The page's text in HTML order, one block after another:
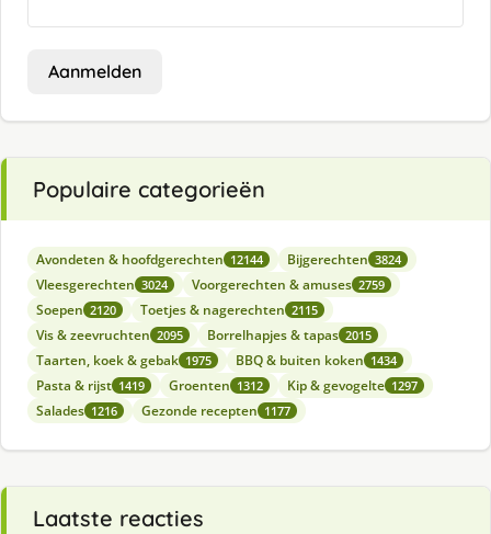
Aanmelden
Populaire categorieën
Avondeten & hoofdgerechten 12144 Bijgerechten 3824
Vleesgerechten 3024 Voorgerechten & amuses 2759
Soepen 2120 Toetjes & nagerechten 2115
Vis & zeevruchten 2095 Borrelhapjes & tapas 2015
Taarten, koek & gebak 1975 BBQ & buiten koken 1434
Pasta & rijst 1419 Groenten 1312 Kip & gevogelte 1297
Salades 1216 Gezonde recepten 1177
Laatste reacties